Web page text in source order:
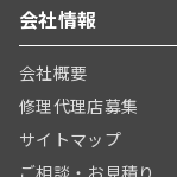
会社情報
会社概要
修理代理店募集
サイトマップ